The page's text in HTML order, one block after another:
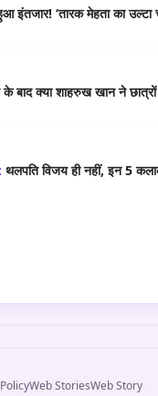
इंतजार! ‘तारक मेहता का
बाद क्या शाहरुख खान ने छात्रों
थलपति विजय ही नहीं, इन 5
Web StoriesWeb Story